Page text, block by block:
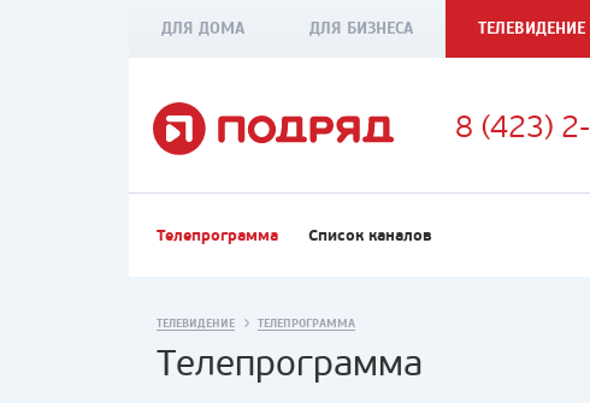
ДЛЯ ДОМА ДЛЯ БИЗНЕСА ТЕЛЕВИДЕНИЕ
8 (423)
Телепрограмма Список каналов
ТЕЛЕВИДЕНИЕ ТЕЛЕПРОГРАММА
Телепрограмма